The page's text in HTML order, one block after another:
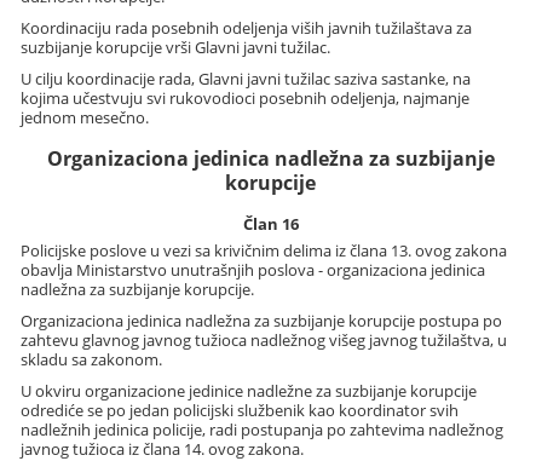
Koordinaciju rada posebnih odeljenja viših javnih tužilaštava za
suzbijanje korupcije vrši Glavni javni tužilac.
U cilju koordinacije rada, Glavni javni tužilac saziva sastanke, na
kojima učestvuju svi rukovodioci posebnih odeljenja, najmanje
jednom mesečno.
Organizaciona jedinica nadležna za suzbijanje
korupcije
Član 16
Policijske poslove u vezi sa krivičnim delima iz člana 13. ovog zakona
obavlja Ministarstvo unutrašnjih poslova - organizaciona jedinica
nadležna za suzbijanje korupcije.
Organizaciona jedinica nadležna za suzbijanje korupcije postupa po
zahtevu glavnog javnog tužioca nadležnog višeg javnog tužilaštva, u
skladu sa zakonom.
U okviru organizacione jedinice nadležne za suzbijanje korupcije
odrediće se po jedan policijski službenik kao koordinator svih
nadležnih jedinica policije, radi postupanja po zahtevima nadležnog
javnog tužioca iz člana 14. ovog zakona.